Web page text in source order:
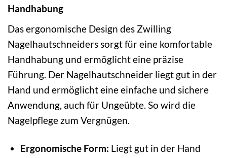
Handhabung
Das ergonomische Design des Zwilling
Nagelhautschneiders sorgt für eine komfortable
Handhabung und ermöglicht eine präzise
Führung. Der Nagelhautschneider liegt gut in der
Hand und ermöglicht eine einfache und sichere
Anwendung, auch für Ungeübte. So wird die
Nagelpflege zum Vergnügen.
Ergonomische Form: Liegt gut in der Hand